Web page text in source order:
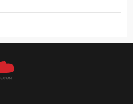
verilerine...